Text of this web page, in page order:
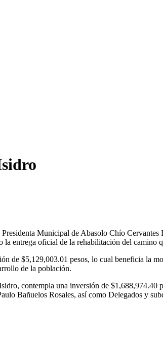
Municipal de Abasolo Chío
entrega oficial de la rehabilitación del camino
de $5,129,003.01 pesos, lo cual beneficia la
de la población.
contempla una inversión de $1,688,974.40
Bañuelos Rosales, así como Delegados y